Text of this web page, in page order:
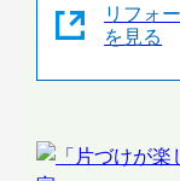
リフォ
を見る